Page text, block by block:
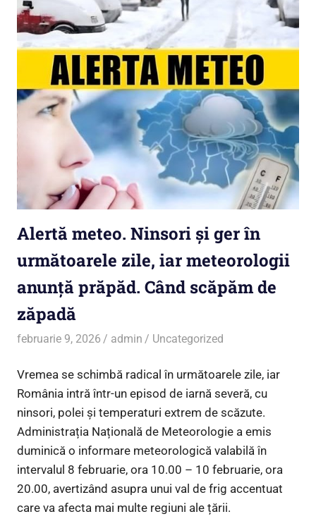
Alertă meteo. Ninsori și ger în
următoarele zile, iar meteorologii
anunță prăpăd. Când scăpăm de
zăpadă
februarie 9, 2026 admin Uncategorized
Vremea se schimbă radical în următoarele zile, iar
România intră într-un episod de iarnă severă, cu
ninsori, polei și temperaturi extrem de scăzute.
Administrația Națională de Meteorologie a emis
duminică o informare meteorologică valabilă în
intervalul 8 februarie, ora 10.00 – 10 februarie, ora
20.00, avertizând asupra unui val de frig accentuat
care va afecta mai multe regiuni ale țării.